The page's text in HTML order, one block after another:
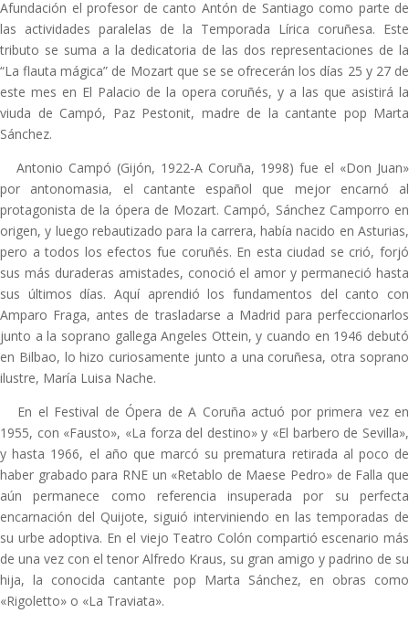
Afundación el profesor de canto Antón de Santiago como parte de
las actividades paralelas de la Temporada Lírica coruñesa. Este
tributo se suma a la dedicatoria de las dos representaciones de la
“La flauta mágica” de Mozart que se se ofrecerán los días 25 y 27 de
este mes en El Palacio de la opera coruñés, y a las que asistirá la
viuda de Campó, Paz Pestonit, madre de la cantante pop Marta
Sánchez.
Antonio Campó (Gijón, 1922-A Coruña, 1998) fue el «Don Juan»
por antonomasia, el cantante español que mejor encarnó al
protagonista de la ópera de Mozart. Campó, Sánchez Camporro en
origen, y luego rebautizado para la carrera, había nacido en Asturias,
pero a todos los efectos fue coruñés. En esta ciudad se crió, forjó
sus más duraderas amistades, conoció el amor y permaneció hasta
sus últimos días. Aquí aprendió los fundamentos del canto con
Amparo Fraga, antes de trasladarse a Madrid para perfeccionarlos
junto a la soprano gallega Angeles Ottein, y cuando en 1946 debutó
en Bilbao, lo hizo curiosamente junto a una coruñesa, otra soprano
ilustre, María Luisa Nache.
En el Festival de Ópera de A Coruña actuó por primera vez en
1955, con «Fausto», «La forza del destino» y «El barbero de Sevilla»,
y hasta 1966, el año que marcó su prematura retirada al poco de
haber grabado para RNE un «Retablo de Maese Pedro» de Falla que
aún permanece como referencia insuperada por su perfecta
encarnación del Quijote, siguió interviniendo en las temporadas de
su urbe adoptiva. En el viejo Teatro Colón compartió escenario más
de una vez con el tenor Alfredo Kraus, su gran amigo y padrino de su
hija, la conocida cantante pop Marta Sánchez, en obras como
«Rigoletto» o «La Traviata».